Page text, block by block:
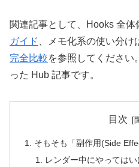
関連記事として、Hooks 全体
ガイド
、メモ化系の使い分け
完全比較を参照してください
った Hub 記事です。
目次
そもそも「副作用(Side
レンダー中にやってはい